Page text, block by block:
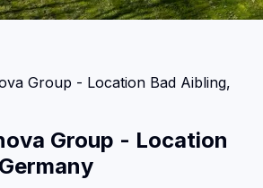
Group - Location Bad Aibling,
Group - Location